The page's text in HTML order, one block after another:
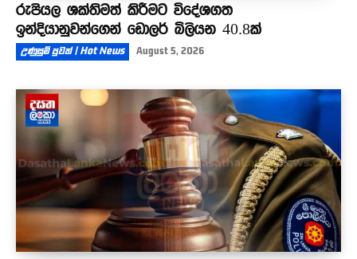
රුපියල ශක්තිමත් කිරීමට විදේශගත
ඉන්දියානුවන්ගෙන් ඩොලර් බිලියන 40.8ක්
උණුසුම් පුවත් | Hot News August 5, 2026